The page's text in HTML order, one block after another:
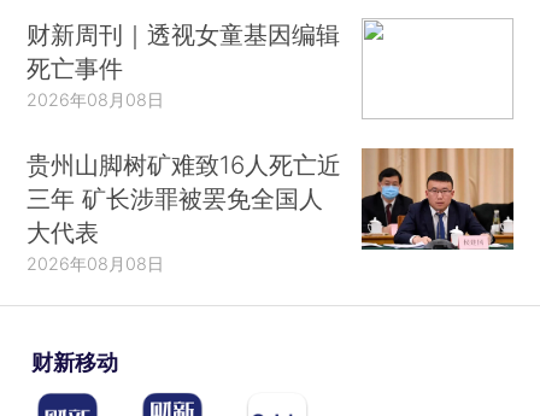
财新周刊｜透视女童基因编辑
死亡事件
2026年08月08日
贵州山脚树矿难致16人死亡近
三年 矿长涉罪被罢免全国人
大代表
2026年08月08日
财新移动